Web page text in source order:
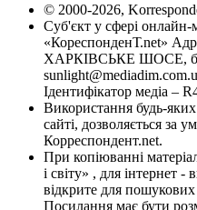
© 2000-2026,
Суб'єкт у сфері онлайн-
«КореспонденТ.net»
ХАРКІВСЬКЕ ШОСЕ,
Ідентифікатор медіа –
Використання будь-
сайті, дозволяється за
Корреспондент.net.
При копіюванні
і світу» , для інтернет
відкрите для
Посилання має бути